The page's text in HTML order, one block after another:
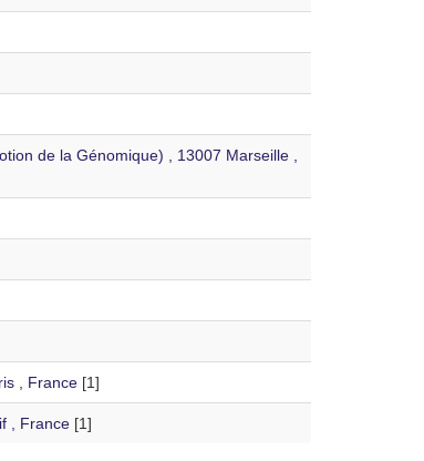
de la Génomique) , 13007 Marseille ,
, France[1]
, France[1]